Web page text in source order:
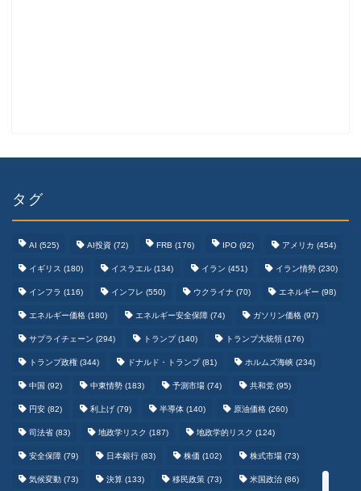
タグ
AI (525) AI投資 (72) FRB (176) IPO (92) アメリカ (454)
イギリス (180) イスラエル (134) イラン (451) イラン情勢 (230)
インフラ (116) インフレ (550) ウクライナ (70) エネルギー (98)
エネルギー価格 (180) エネルギー安全保障 (74) ガソリン価格 (97)
サプライチェーン (294) トランプ(140) トランプ大統領 (176)
トランプ政権 (344) ドナルド・トランプ(81) ホルムズ海峡 (234)
中国 (92) 中東情勢 (183) 予測市場 (74) 共和党 (95)
円安 (82) 利上げ (79) 半導体 (140) 原油価格 (260)
司法省 (83) 地政学リスク (187) 地政学的リスク (124)
安全保障 (79) 日本銀行 (83) 株価 (102) 株式市場 (73)
気候変動 (73) 決算 (133) 移民政策 (73) 米国政治 (86)
野球まとめ
サッカーまとめ